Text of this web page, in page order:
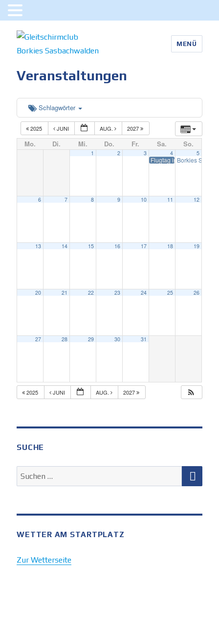
Gleitschirmclub Borkies
Sasbachwalden
MENÜ
Veranstaltungen
Schlagwörter
2025 JUNI AUG. 2027
Mo. Di. Mi. Do. Fr. Sa. So.
1 2 3 4
Flugtag in der Schweiz
5
Borkies
6 7 8 9 10 11 12
13 14 15 16 17 18 19
20 21 22 23 24 25 26
27 28 29 30 31
2025 JUNI AUG. 2027
SUCHE
Suchen
nach:
WETTER AM STARTPLATZ
Zur Wetterseite